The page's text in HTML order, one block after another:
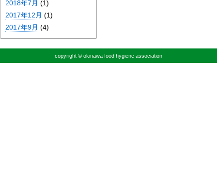
2018年7月 (1)
2017年12月 (1)
2017年9月 (4)
copyright © okinawa food hygiene association